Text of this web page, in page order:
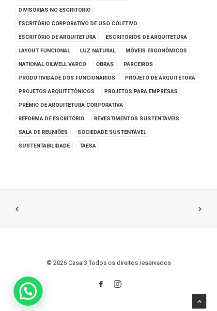
DIVISÓRIAS NO ESCRITÓRIO
ESCRITÓRIO CORPORATIVO DE USO COLETIVO
ESCRITÓRIO DE ARQUITETURA ESCRITÓRIOS DE ARQUITETURA
LAYOUT FUNCIONAL LUZ NATURAL MÓVEIS ERGONÔMICOS
NATIONAL OILWELL VARCO OBRAS PARCEIROS
PRODUTIVIDADE DOS FUNCIONÁRIOS PROJETO DE ARQUITETURA
PROJETOS ARQUITETÔNICOS PROJETOS PARA EMPRESAS
PRÊMIO DE ARQUITETURA CORPORATIVA
REFORMA DE ESCRITÓRIO REVESTIMENTOS SUSTENTÁVEIS
SALA DE REUNIÕES SOCIEDADE SUSTENTÁVEL
SUSTENTABILIDADE TAESA
© 2026 Casa 3 Todos os direitos reservados